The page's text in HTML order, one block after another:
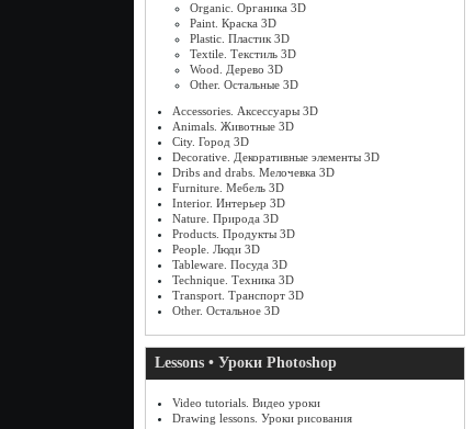
Organic. Органика 3D
Paint. Краска 3D
Plastic. Пластик 3D
Textile. Текстиль 3D
Wood. Дерево 3D
Other. Остальные 3D
Accessories. Аксессуары 3D
Animals. Животные 3D
City. Город 3D
Decorative. Декоративные элементы 3D
Dribs and drabs. Мелочевка 3D
Furniture. Мебель 3D
Interior. Интерьер 3D
Nature. Природа 3D
Products. Продукты 3D
People. Люди 3D
Tableware. Посуда 3D
Technique. Техника 3D
Transport. Транспорт 3D
Other. Остальное 3D
Lessons • Уроки Photoshop
Video tutorials. Видео уроки
Drawing lessons. Уроки рисования